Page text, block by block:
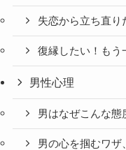
失恋から立ち直り
復縁したい！もう
男性心理
男はなぜこんな態
男の心を掴むワザ